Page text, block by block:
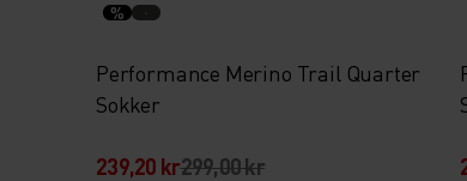
%
Performance Merino Trail Quarter
Sokker
239,20 kr299,00 kr